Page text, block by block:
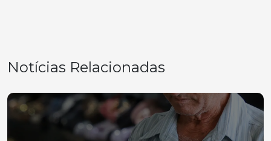
Notícias Relacionadas